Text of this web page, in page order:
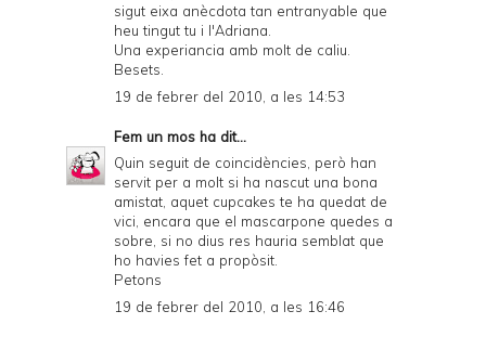
sigut eixa anècdota tan entranyable que
heu tingut tu i l'Adriana.
Una experiancia amb molt de caliu.
Besets.
19 de febrer del 2010, a les 14:53
Fem un mos ha dit...
Quin seguit de coincidències, però han
servit per a molt si ha nascut una bona
amistat, aquet cupcakes te ha quedat de
vici, encara que el mascarpone quedes a
sobre, si no dius res hauria semblat que
ho havies fet a propòsit.
Petons
19 de febrer del 2010, a les 16:46